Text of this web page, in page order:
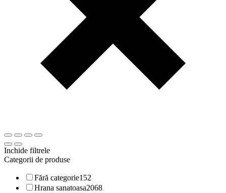
Inchide filtrele
Categorii de produse
Fără categorie152
Hrana sanatoasa2068